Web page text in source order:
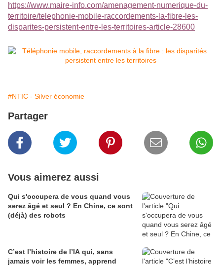
https://www.maire-info.com/amenagement-numerique-du-
territoire/telephonie-mobile-raccordements-la-fibre-les-
disparites-persistent-entre-les-territoires-article-28600
#NTIC - Silver économie
Partager
Vous aimerez aussi
Qui s'occupera de vous quand vous
serez âgé et seul ? En Chine, ce sont
(déjà) des robots
C’est l’histoire de l’IA qui, sans
jamais voir les femmes, apprend